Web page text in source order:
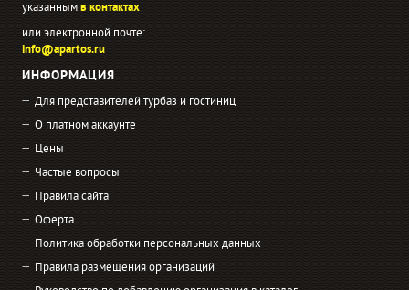
указаннымв контактах
или электронной почте:
info@apartos.ru
ИНФОРМАЦИЯ
Для представителей турбаз и гостиниц
О платном аккаунте
Цены
Частые вопросы
Правила сайта
Оферта
Политика обработки персональных данных
Правила размещения организаций